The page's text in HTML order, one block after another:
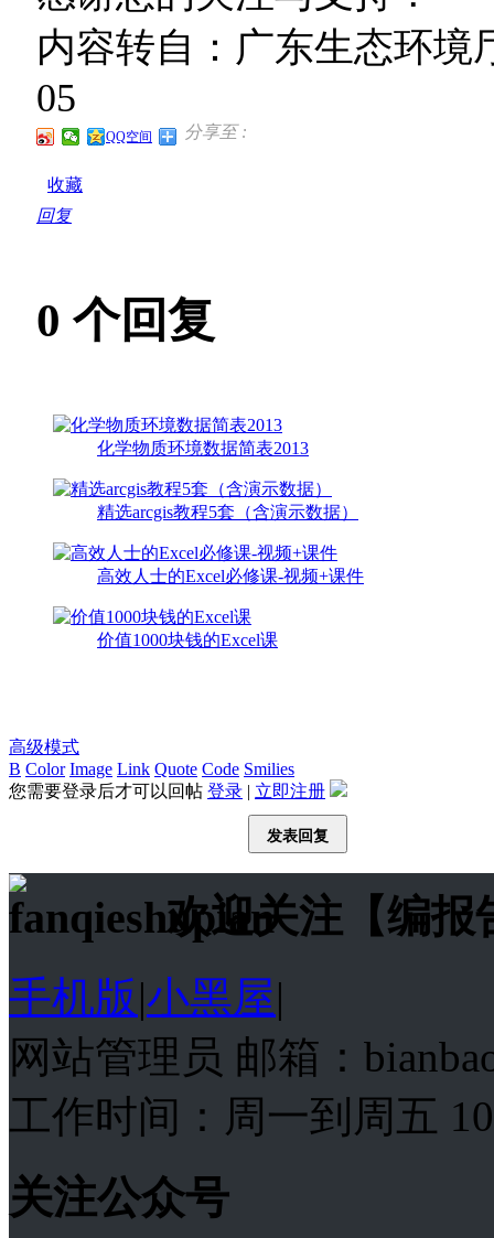
内容转自：广东生态环境
05
分享至 :
QQ空间
收藏
回复
0 个回复
化学物质环境数据简表2013
精选arcgis教程5套（含演示数据）
高效人士的Excel必修课-视频+课件
价值1000块钱的Excel课
高级模式
B Color Image Link Quote Code Smilies
您需要登录后才可以回帖 登录 | 立即注册
发表回复
欢迎关注【编报
手机版|小黑屋|
网站管理员 邮箱：
工作时间：周一到周五
关注公众号